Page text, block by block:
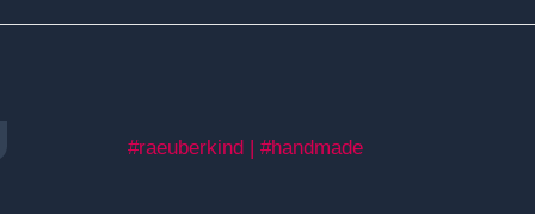
#raeuberkind | #handmade